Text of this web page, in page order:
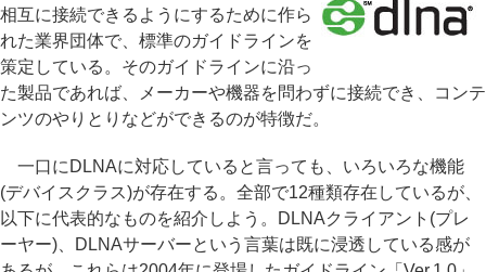
相互に接続できるようにするために作ら
れた業界団体で、標準のガイドラインを
策定している。そのガイドラインに沿っ
た製品であれば、メーカーや機器を問わずに接続でき、コンテ
ンツのやりとりなどができるのが特徴だ。
一口にDLNAに対応していると言っても、いろいろな機能
(デバイスクラス)が存在する。全部で12種類存在しているが、
以下に代表的なものを紹介しよう。DLNAクライアント(プレ
ーヤー)、DLNAサーバーという言葉は既に浸透している感が